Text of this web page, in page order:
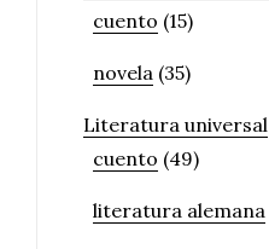
cuento (15)
novela (35)
Literatura universal
cuento (49)
literatura alemana